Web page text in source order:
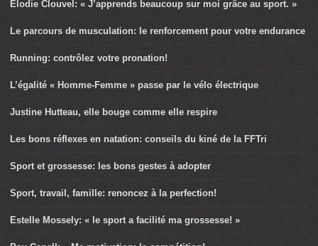
Élodie Clouvel: « J’apprends beaucoup sur moi grâce au sport. »
Le parcours de musculation: le renforcement pour votre endurance
Running: contrôlez votre pronation!
L’égalité « Homme-Femme » passe par le vélo électrique
Justine Hutteau, elle bouge comme elle respire
Les bons réflexes en natation: conseils du kiné de la FFTri
Sport et grossesse: les bons gestes à adopter
Sport, travail, famille: renoncez à la perfection!
Estelle Mossely: « le sport a facilité ma grossesse! »